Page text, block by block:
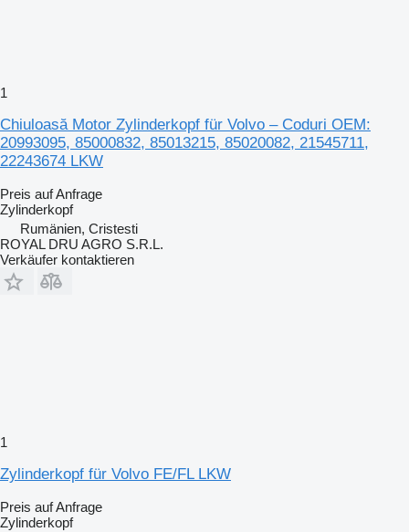
1
Chiuloasă Motor Zylinderkopf für Volvo – Coduri OEM:
20993095, 85000832, 85013215, 85020082, 21545711,
22243674 LKW
Preis auf Anfrage
Zylinderkopf
Rumänien, Cristesti
ROYAL DRU AGRO S.R.L.
Verkäufer kontaktieren
1
Zylinderkopf für Volvo FE/FL LKW
Preis auf Anfrage
Zylinderkopf